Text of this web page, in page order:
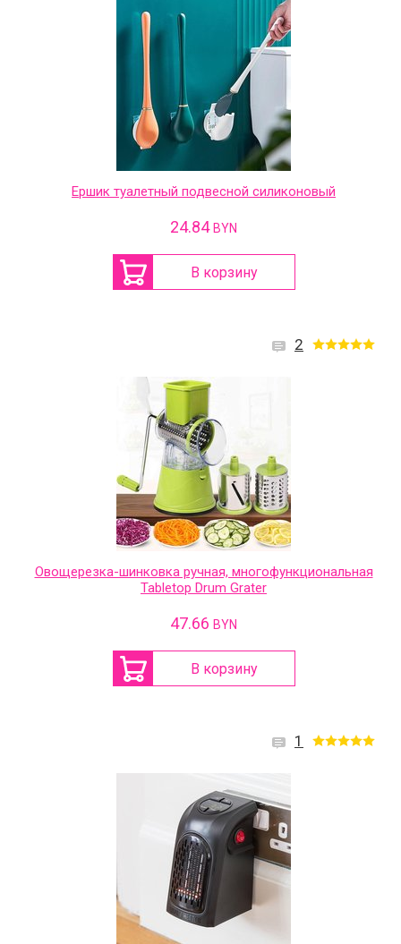
Ершик туалетный подвесной силиконовый
24.84 BYN
В корзину
2
Овощерезка-шинковка ручная, многофункциональная
Tabletop Drum Grater
47.66 BYN
В корзину
1